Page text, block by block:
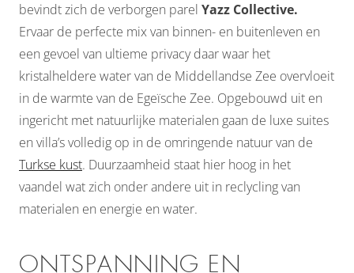
bevindt zich de verborgen parel Yazz Collective.
Ervaar de perfecte mix van binnen- en buitenleven en
een gevoel van ultieme privacy daar waar het
kristalheldere water van de Middellandse Zee overvloeit
in de warmte van de Egeïsche Zee. Opgebouwd uit en
ingericht met natuurlijke materialen gaan de luxe suites
en villa’s volledig op in de omringende natuur van de
Turkse kust. Duurzaamheid staat hier hoog in het
vaandel wat zich onder andere uit in reclycling van
materialen en energie en water.
ONTSPANNING EN